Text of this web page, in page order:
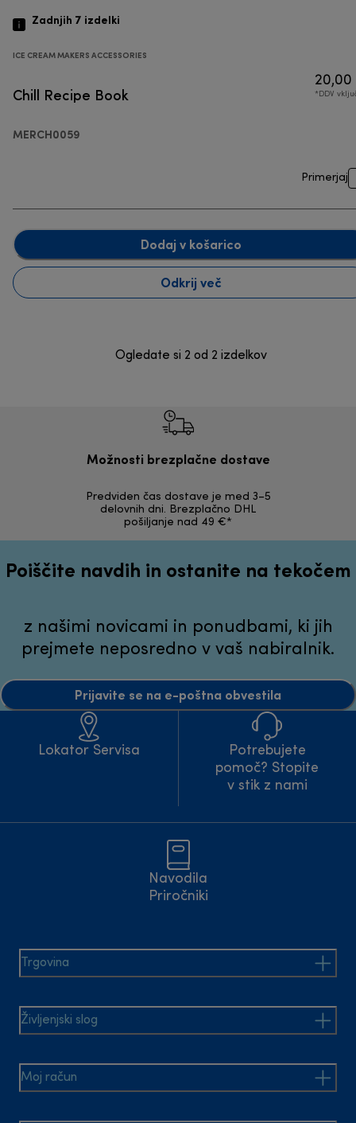
Zadnjih 7 izdelki
ICE CREAM MAKERS ACCESSORIES
Chill Recipe Book
MERCH0059
*DDV
Primerjaj
Dodaj v košarico
Odkrij več
Ogledate si 2 od 2 izdelkov
Možnosti brezplačne dostave
Predviden čas dostave je med 3–5
delovnih dni. Brezplačno DHL
pošiljanje nad 49 €*
Poiščite navdih in ostanite na tekočem
z našimi novicami in ponudbami, ki jih
prejmete neposredno v vaš nabiralnik.
Prijavite se na e-poštna obvestila
Lokator Servisa
Potrebujete
pomoč? Stopite
v stik z nami
Navodila
Priročniki
Trgovina
Življenjski slog
Moj račun